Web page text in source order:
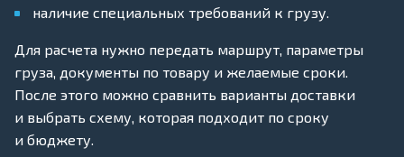
наличие специальных требований к грузу.
Для расчета нужно передать маршрут, параметры
груза, документы по товару и желаемые сроки.
После этого можно сравнить варианты доставки
и выбрать схему, которая подходит по сроку
и бюджету.